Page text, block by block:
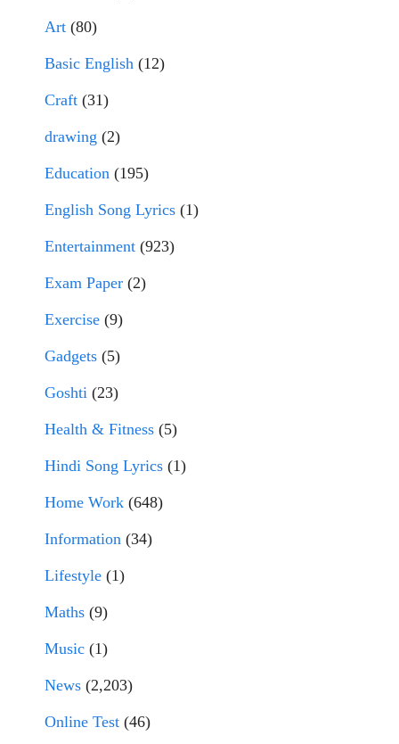
Art (80)
Basic English (12)
Craft (31)
drawing (2)
Education (195)
English Song Lyrics (1)
Entertainment (923)
Exam Paper (2)
Exercise (9)
Gadgets (5)
Goshti (23)
Health & Fitness (5)
Hindi Song Lyrics (1)
Home Work (648)
Information (34)
Lifestyle (1)
Maths (9)
Music (1)
News (2,203)
Online Test (46)